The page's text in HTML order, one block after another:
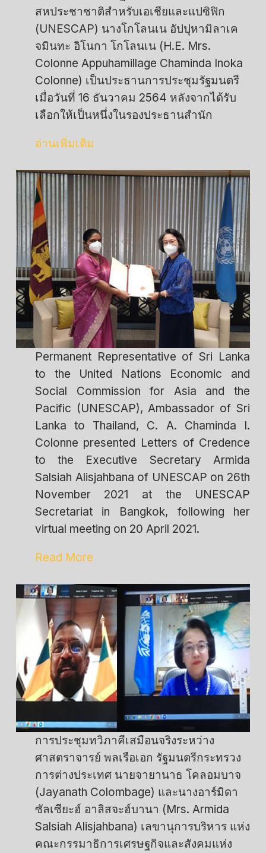
สหประชาชาติสำหรับเอเชียและแปซิฟิก
(UNESCAP) นางโกโลนเน อัปปุหามิลาเค
จมินทะ อิโนกา โกโลนเน (H.E. Mrs.
Colonne Appuhamillage Chaminda Inoka
Colonne) เป็นประธานการประชุมรัฐมนตรี
เมื่อวันที่ 16 ธันวาคม 2564 หลังจากได้รับ
เลือกให้เป็นหนึ่งในรองประธานสำนัก
อ่านเพิ่มเติม
Permanent Representative of Sri Lanka
to the United Nations Economic and
Social Commission for Asia and the
Pacific (UNESCAP), Ambassador of Sri
Lanka to Thailand, C. A. Chaminda I.
Colonne presented Letters of Credence
to the Executive Secretary Armida
Salsiah Alisjahbana of UNESCAP on 26th
November 2021 at the UNESCAP
Secretariat in Bangkok, following her
virtual meeting on 20 April 2021.
Read More
การประชุมทวิภาคีเสมือนจริงระหว่าง
ศาสตราจารย์ พลเรือเอก รัฐมนตรีกระทรวง
การต่างประเทศ นายจายานาธ โคลอมบาจ
(Jayanath Colombage) และนางอาร์มิดา
ซัลเซียะฮ์ อาลิสจะฮ์บานา (Mrs. Armida
Salsiah Alisjahbana) เลขานุการบริหาร แห่ง
คณะกรรมาธิการเศรษฐกิจและสังคมแห่ง